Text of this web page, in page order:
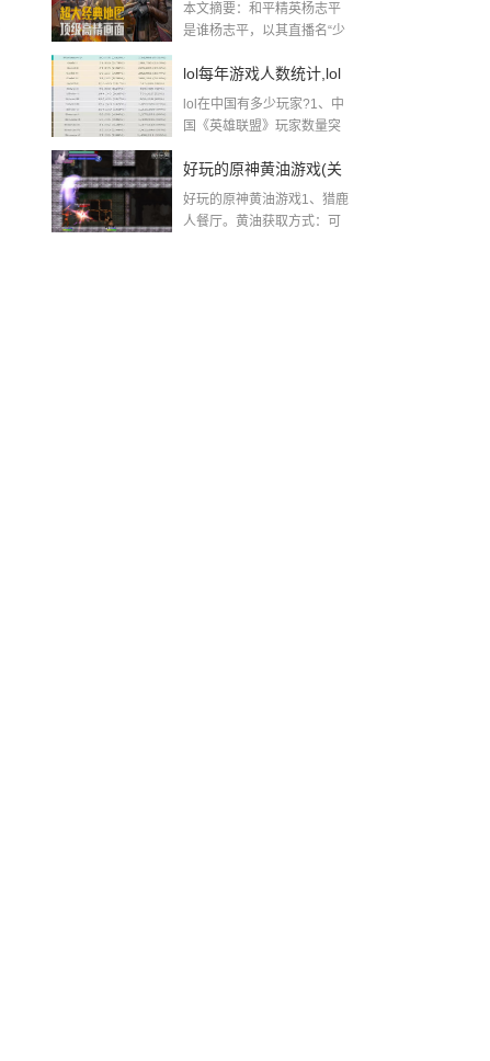
「男主播游戏和平精
本文摘要：和平精英杨志平
是谁杨志平，以其直播名“少
lol每年游戏人数统计,lol
每日在线人数查询国服
lol在中国有多少玩家?1、中
国《英雄联盟》玩家数量突
好玩的原神黄油游戏(关
于原神很污的游戏的简
好玩的原神黄油游戏1、猎鹿
人餐厅。黄油获取方式：可